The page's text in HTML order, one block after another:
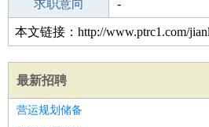
外语水平
求职意向 -
本文链接：http://www.ptrc1.com/
最新招聘
营运规划储备